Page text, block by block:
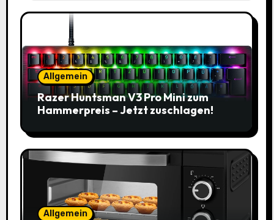
Allgemein
Razer Huntsman V3 Pro Mini zum
Hammerpreis – Jetzt zuschlagen!
Allgemein